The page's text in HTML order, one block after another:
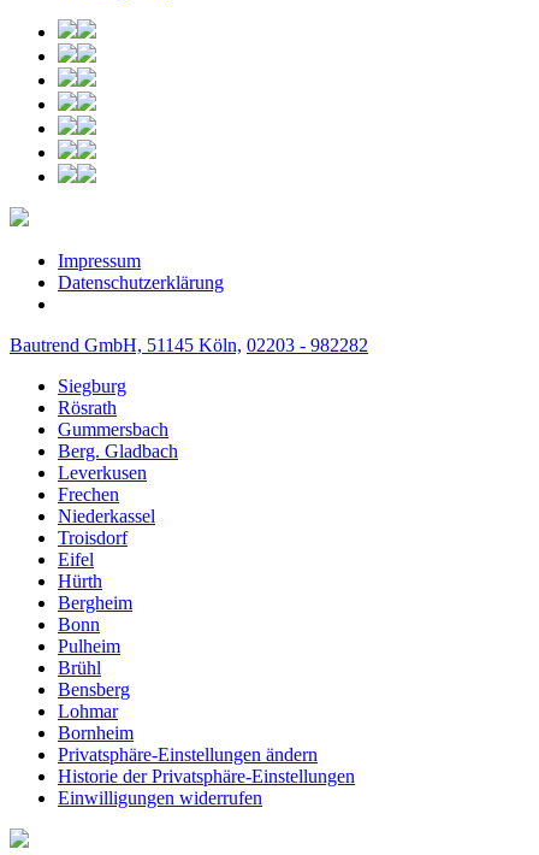
Impressum
Datenschutzerklärung
Bautrend GmbH, 51145 Köln, 02203 - 982282
Siegburg
Rösrath
Gummersbach
Berg. Gladbach
Leverkusen
Frechen
Niederkassel
Troisdorf
Eifel
Hürth
Bergheim
Bonn
Pulheim
Brühl
Bensberg
Lohmar
Bornheim
Privatsphäre-Einstellungen ändern
Historie der Privatsphäre-Einstellungen
Einwilligungen widerrufen